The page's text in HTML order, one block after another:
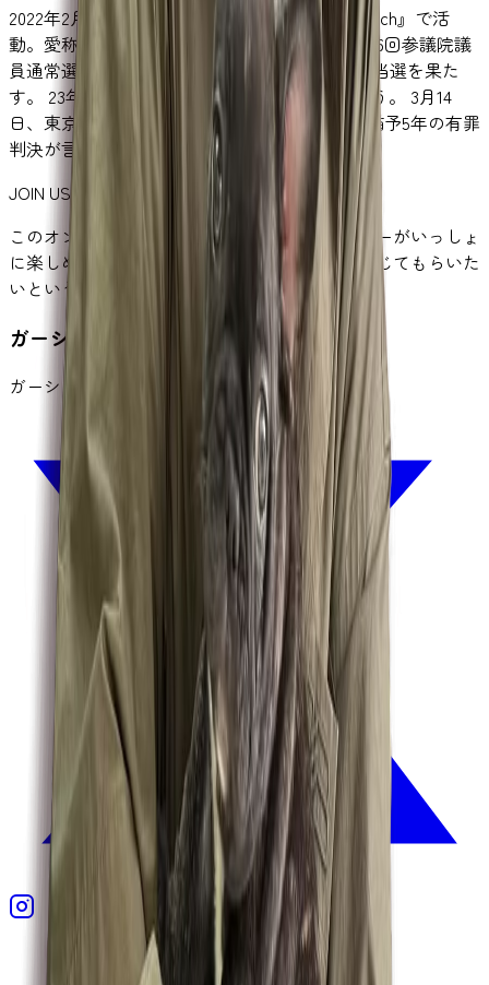
2022年2月より、YouTubeチャンネル『ガーシーch』で活
動。愛称はガーシー(Gaasyy)。 同年7月、『第26回参議院議
員通常選挙』でNHK党から比例区で立候補し初当選を果た
す。 23年3月、除名処分を受けて議員資格を失う。 3月14
日、東京地裁で開かれた公判で懲役3年・執行猶予5年の有罪
判決が言い渡された。
JOIN US
このオンラインサロンは会員メンバーとガーシーがいっしょ
に楽しめる、新旧のファンに楽しく暖かみを感じてもらいた
いという想いを込めて誕生した場所です。
ガーシーといっしょ
ガーシー公式オンラインサロン